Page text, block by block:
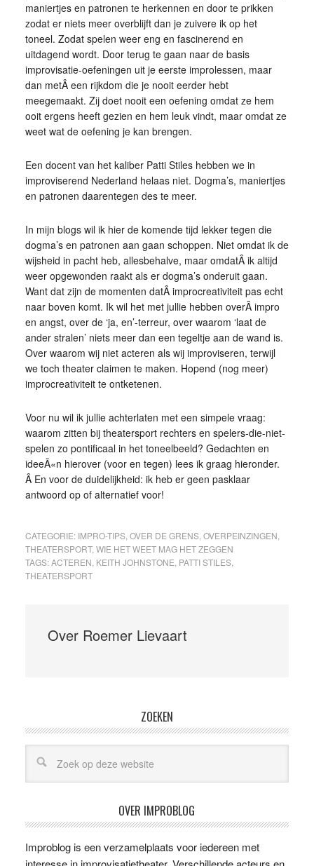
maniertjes en patronen te herkennen en door te prikken
zodat er niets meer overblijft dan je zuivere ik op het
toneel. Zodat spelen weer eng en fascinerend en
uitdagend wordt. Door terug te gaan naar de basis
improvisatie-oefeningen uit je eerste improlessen, maar
dan metÂ een rijkdom die je nooit eerder hebt
meegemaakt. Zij doet nooit een oefening omdat ze hem
ooit ergens heeft gezien en hem leuk vindt, maar omdat ze
weet wat de oefening je kan brengen.
Een docent van het kaliber Patti Stiles hebben we in
improviserend Nederland helaas niet. Dogma’s, maniertjes
en patronen daarentegen des te meer.
In mijn blogs wil ik hier de komende tijd lekker tegen die
dogma’s en patronen aan gaan schoppen. Niet omdat ik de
wijsheid in pacht heb, allesbehalve, maar omdatÂ ik altijd
weer opgewonden raakt als er dogma’s onderuit gaan.
Want dat zijn de momenten datÂ improcreativiteit pas echt
naar boven komt. Ik wil het met jullie hebben overÂ impro
en angst, over de ‘ja, en’-terreur, over waarom ‘laat de
ander stralen’ niets meer dan een tegeltje aan de wand is.
Over waarom wij niet acteren als wij improviseren, terwijl
we toch theater claimen te maken. Hopend (nog meer)
improcreativiteit te ontketenen.
Voor nu wil ik jullie achterlaten met een simpele vraag:
waarom zitten bij theatersport rechters en spelers-die-niet-
spelen zo pontificaal in het toneelbeeld? Gedachten en
ideeÃ«n hierover (voor en tegen) lees ik graag hieronder.
Â En voor de duidelijkheid: ik heb er geen pasklaar
antwoord op of alternatief voor!
CATEGORIE: IMPRO-TIPS, OVER DE GRENS, OVERPEINZINGEN
THEATERSPORT, WIE HET WEET MAG HET ZEGGEN
TAGS:ACTEREN KEITH JOHNSTONE PATTI STILES,
THEATERSPORT
Over Roemer Lievaart
ZOEKEN
OVER IMPROBLOG
Improblog is een verzamelplaats voor iedereen met